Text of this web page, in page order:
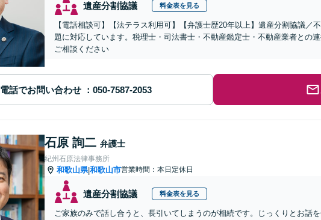
遺産分割協議 料金表を見る
【電話相談可】【法テラス利用可】【弁護士歴20年以上】遺産分割協議／
題に対応しています。税理士・司法書士・不動産鑑定士・不動産業者との
ご相談ください
電話でお問い合わせ
石原 詢二 弁護士
紀州石原法律事務所
和歌山県|和歌山市営業時間：本日定休日
遺産分割協議 料金表を見る
ご家族のみで話し合うと、長引いてしまうのが相続です。じっくりとお話